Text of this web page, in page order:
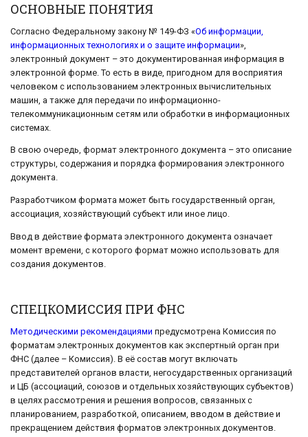
ОСНОВНЫЕ ПОНЯТИЯ
Согласно Федеральному закону № 149-ФЗ «Об информации,
информационных технологиях и о защите информации»,
электронный документ – это документированная информация в
электронной форме. То есть в виде, пригодном для восприятия
человеком с использованием электронных вычислительных
машин, а также для передачи по информационно-
телекоммуникационным сетям или обработки в информационных
системах.
В свою очередь, формат электронного документа – это описание
структуры, содержания и порядка формирования электронного
документа.
Разработчиком формата может быть государственный орган,
ассоциация, хозяйствующий субъект или иное лицо.
Ввод в действие формата электронного документа означает
момент времени, с которого формат можно использовать для
создания документов.
СПЕЦКОМИССИЯ ПРИ ФНС
Методическими рекомендациями предусмотрена Комиссия по
форматам электронных документов как экспертный орган при
ФНС (далее – Комиссия). В её состав могут включать
представителей органов власти, негосударственных организаций
и ЦБ (ассоциаций, союзов и отдельных хозяйствующих субъектов)
в целях рассмотрения и решения вопросов, связанных с
планированием, разработкой, описанием, вводом в действие и
прекращением действия форматов электронных документов.